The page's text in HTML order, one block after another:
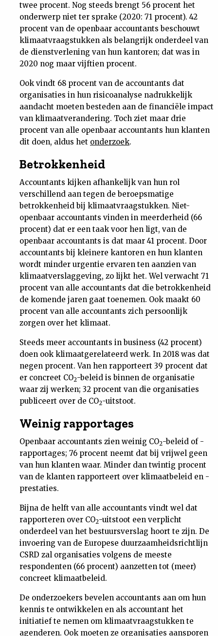
Podcast
Dossiers
Nieuwsbrief
Contact
twee procent. Nog steeds brengt 56 procent het
onderwerp niet ter sprake (2020: 71 procent). 42
procent van de openbaar accountants beschouwt
klimaatvraagstukken als belangrijk onderdeel van
de dienstverlening van hun kantoren; dat was in
2020 nog maar vijftien procent.
Ook vindt 68 procent van de accountants dat
organisaties in hun risicoanalyse nadrukkelijk
aandacht moeten besteden aan de financiële impact
van klimaatverandering. Toch ziet maar drie
procent van alle openbaar accountants hun klanten
dit doen, aldus het onderzoek.
Betrokkenheid
Accountants kijken afhankelijk van hun rol
verschillend aan tegen de beroepsmatige
betrokkenheid bij klimaatvraagstukken. Niet-
openbaar accountants vinden in meerderheid (66
procent) dat er een taak voor hen ligt, van de
openbaar accountants is dat maar 41 procent. Door
accountants bij kleinere kantoren en hun klanten
wordt minder urgentie ervaren ten aanzien van
klimaatverslaggeving, zo lijkt het. Wel verwacht 71
procent van alle accountants dat die betrokkenheid
de komende jaren gaat toenemen. Ook maakt 60
procent van alle accountants zich persoonlijk
zorgen over het klimaat.
Steeds meer accountants in business (42 procent)
doen ook klimaatgerelateerd werk. In 2018 was dat
negen procent. Van hen rapporteert 39 procent dat
er concreet CO2-beleid is binnen de organisatie
waar zij werken; 32 procent van die organisaties
publiceert over de CO2-uitstoot.
Weinig rapportages
Openbaar accountants zien weinig CO2-beleid of -
rapportages; 76 procent neemt dat bij vrijwel geen
van hun klanten waar. Minder dan twintig procent
van de klanten rapporteert over klimaatbeleid en -
prestaties.
Bijna de helft van alle accountants vindt wel dat
rapporteren over CO2-uitstoot een verplicht
onderdeel van het bestuursverslag hoort te zijn. De
invoering van de Europese duurzaamheidsrichtlijn
CSRD zal organisaties volgens de meeste
respondenten (66 procent) aanzetten tot (meer)
concreet klimaatbeleid.
De onderzoekers bevelen accountants aan om hun
kennis te ontwikkelen en als accountant het
initiatief te nemen om klimaatvraagstukken te
agenderen. Ook moeten ze organisaties aansporen